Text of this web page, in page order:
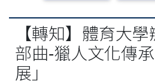
【轉知】體育大
部曲-獵人文化傳
展」